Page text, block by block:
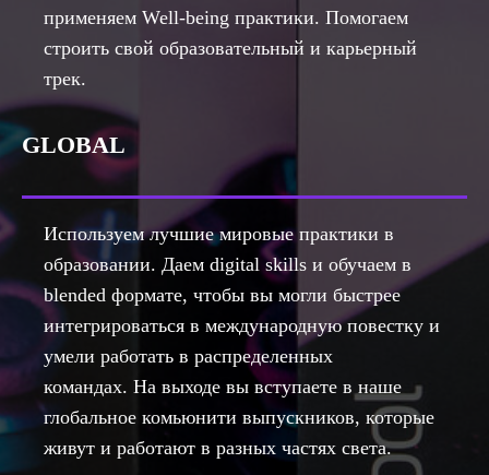
применяем Well-being практики. Помогаем
строить свой образовательный и карьерный
трек.
GLOBAL
Используем лучшие мировые практики в
образовании. Даем digital skills и обучаем в
blended формате, чтобы вы могли быстрее
интегрироваться в международную повестку и
умели работать в распределенных
командах. На выходе вы вступаете в наше
глобальное комьюнити выпускников, которые
живут и работают в разных частях света.